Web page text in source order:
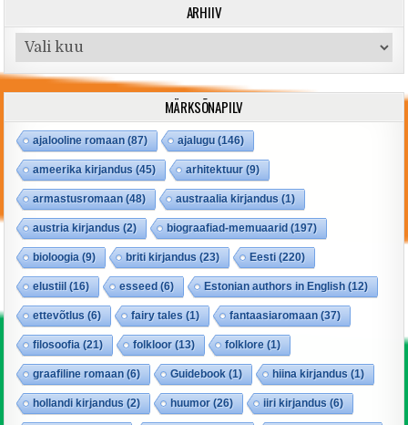
ARHIIV
Arhiiv
MÄRKSÕNAPILV
ajalooline romaan (87) ajalugu (146)
ameerika kirjandus (45) arhitektuur(9)
armastusromaan (48) austraalia kirjandus (1)
austria kirjandus (2) biograafiad-memuaarid (197)
bioloogia (9) briti kirjandus (23) Eesti (220)
elustiil (16) esseed (6) Estonian authors in English (12)
ettevõtlus (6) fairy tales (1) fantaasiaromaan (37)
filosoofia (21) folkloor(13) folklore (1)
graafiline romaan (6) Guidebook (1) hiina kirjandus (1)
hollandi kirjandus (2) huumor(26) iiri kirjandus (6)